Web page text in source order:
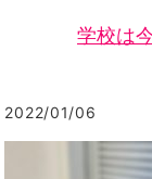
学校は
2022/01/06